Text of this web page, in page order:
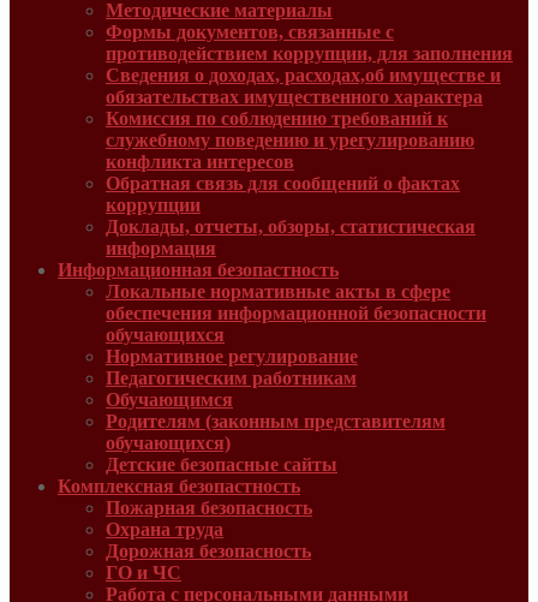
Методические материалы
Формы документов, связанные с
противодействием коррупции, для заполнения
Сведения о доходах, расходах,об имуществе и
обязательствах имущественного характера
Комиссия по соблюдению требований к
служебному поведению и урегулированию
конфликта интересов
Обратная связь для сообщений о фактах
коррупции
Доклады, отчеты, обзоры, статистическая
информация
Информационная безопастность
Локальные нормативные акты в сфере
обеспечения информационной безопасности
обучающихся
Нормативное регулирование
Педагогическим работникам
Обучающимся
Родителям (законным представителям
обучающихся)
Детские безопасные сайты
Комплексная безопастность
Пожарная безопасность
Охрана труда
Дорожная безопасность
ГО и ЧС
Работа с персональными данными